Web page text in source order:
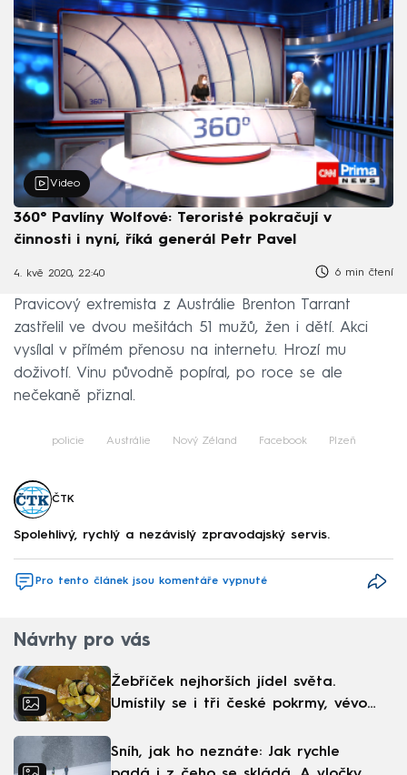
Video
360° Pavlíny Wolfové: Teroristé pokračují v
činnosti i nyní, říká generál Petr Pavel
4. kvě 2020, 22:40 6 min čtení
Pravicový extremista z Austrálie Brenton Tarrant
zastřelil ve dvou mešitách 51 mužů, žen i dětí. Akci
vysílal v přímém přenosu na internetu. Hrozí mu
doživotí. Vinu původně popíral, po roce se ale
nečekaně přiznal.
policie Austrálie Nový Zéland Facebook Plzeň
ČTK
Spolehlivý, rychlý a nezávislý zpravodajský servis.
Pro tento článek jsou komentáře vypnuté
Návrhy pro vás
Žebříček nejhorších jídel světa.
Umístily se i tři české pokrmy, vévodí
Sníh, jak ho neznáte: Jak rychle